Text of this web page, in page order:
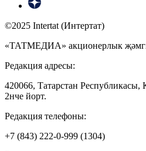
©2025 Intertat (Интертат)
«ТАТМЕДИА» акционерлык
Редакция адресы:
420066, Татарстан Республикасы,
2нче йорт.
Редакция телефоны:
+7 (843) 222-0-999 (1304)